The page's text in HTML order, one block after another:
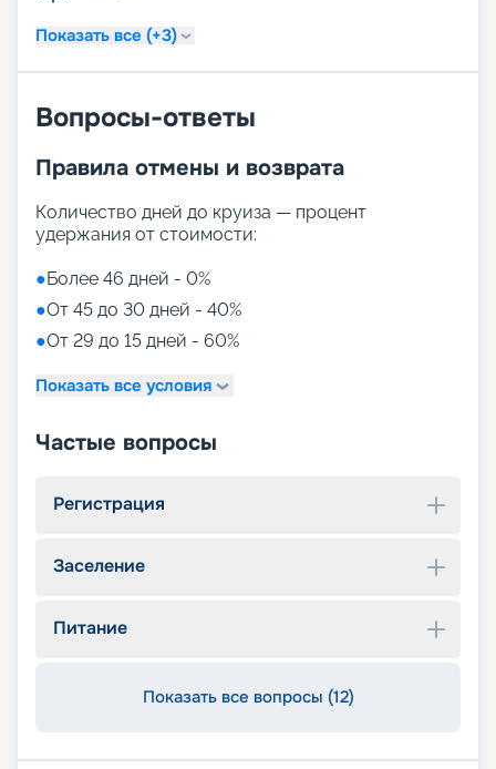
Показать все (+3)
Вопросы-ответы
Правила отмены и возврата
Количество дней до круиза — процент
удержания от стоимости:
●Более 46 дней - 0%
●От 45 до 30 дней - 40%
●От 29 до 15 дней - 60%
Показать все условия
Частые вопросы
Регистрация
Заселение
Питание
Показать все вопросы (12)